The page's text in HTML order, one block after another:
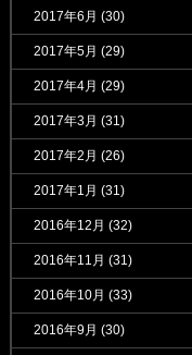
2017年6月 (30)
2017年5月 (29)
2017年4月 (29)
2017年3月 (31)
2017年2月 (26)
2017年1月 (31)
2016年12月 (32)
2016年11月 (31)
2016年10月 (33)
2016年9月 (30)